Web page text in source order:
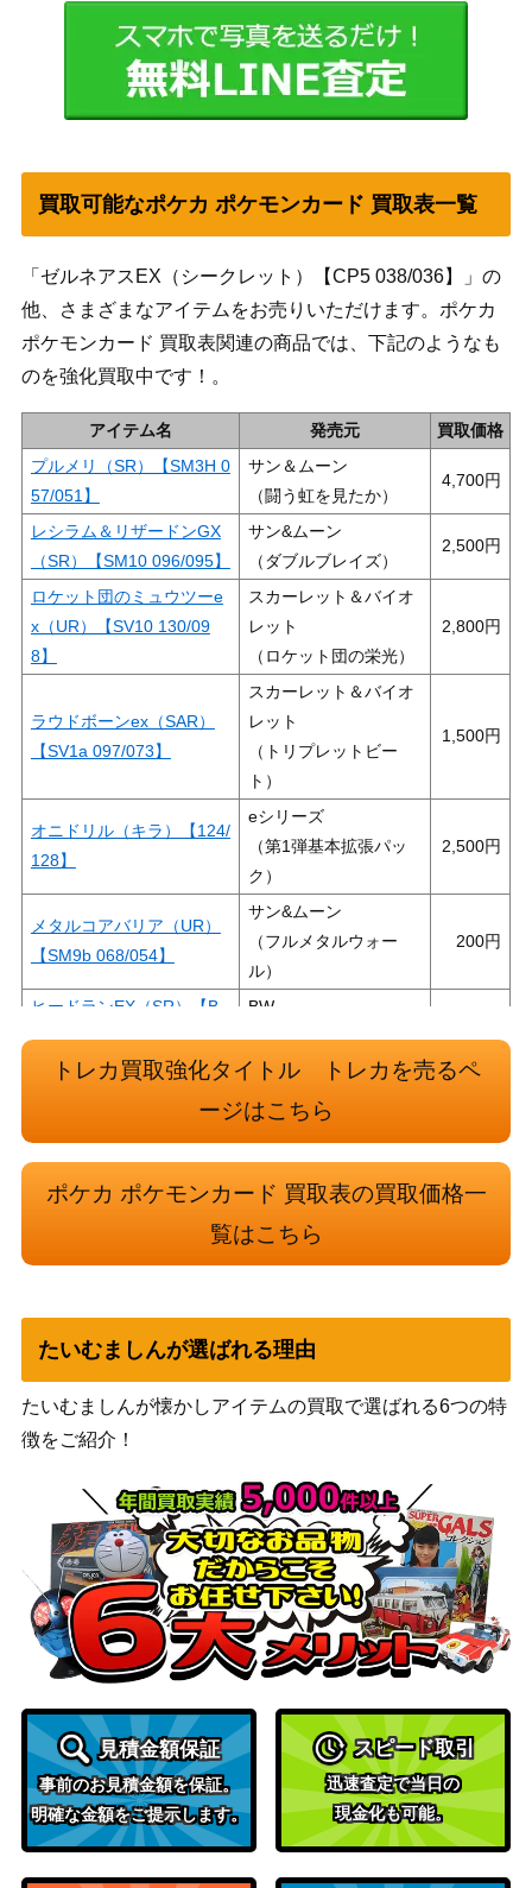
買取可能なポケカ ポケモンカード 買取表一覧
「ゼルネアスEX（シークレット）【CP5 038/036】」の
他、さまざまなアイテムをお売りいただけます。ポケカ
ポケモンカード 買取表関連の商品では、下記のようなも
のを強化買取中です！。
アイテム名 発売元
買取価格
プルメリ（SR）【SM3H 0
57/051】
サン＆ムーン
（闘う虹を見たか）
4,700
レシラム＆リザードンGX
（SR）【SM10 096/095】
サン&ムーン
（ダブルブレイズ）
2,500
ロケット団のミュウツーe
x（UR）【SV10 130/09
8】
スカーレット＆バイオ
レット
（ロケット団の栄光）
2,800
ラウドボーンex（SAR）
【SV1a 097/073】
スカーレット＆バイオ
レット
（トリプレットビー
ト）
1,500
オニドリル（キラ）【124/
128】
eシリーズ
（第1弾基本拡張パッ
ク）
2,500
メタルコアバリア（UR）
【SM9b 068/054】
サン&ムーン
（フルメタルウォー
ル）
200
ヒードランEX（SR）【B
W8 052/051】
BW
（ラセンフォース）
オーリム博士の気迫（SA
R）【SV4K 091/066】
スカーレット＆バイオ
レット
シトロンの機転（SAR）
【SV8 134/106】
スカーレット＆バイオ
レット
（超電ブレイカー）
950
V4a 334/190】
スカーレット＆バイオ
（シャイニートレジャ
ーex）
カウンターエネルギー（U
R）【SM4A 061/050】
サン&ムーン
（超次元の暴獣）
2,000
（PROMO）【328/S-P】
（パラダイムトリガ
ー）
ポピー（SAR）【SV3 13
8/108】
スカーレット＆バイオ
レット
（黒炎の支配者）
300
ゲンシグラードンEX（S
R）【XY5 074/070】
XY・XY BREAK
（ガイアボルケーノ）
5,400
コーチトレーナー（SR）
【SM8a 062/054】
サン&ムーン
（ジージーエンド）
オリジンディアルガVSTA
R（UR）【S12a 260/17
ソード&シールド
（VSTARユニバース）
3,300
基本草エネルギー（UR）
トレカ買取強化タイトル トレカを売るペ
ージはこちら
ポケカ ポケモンカード 買取表の買取価格一
覧はこちら
たいむましんが選ばれる理由
たいむましんが懐かしアイテムの買取で選ばれる6つの特
徴をご紹介！
見積金額保証
事前のお見積金額を保証。
明確な金額をご提示します。
スピード取引
迅速査定で当日の
現金化も可能。